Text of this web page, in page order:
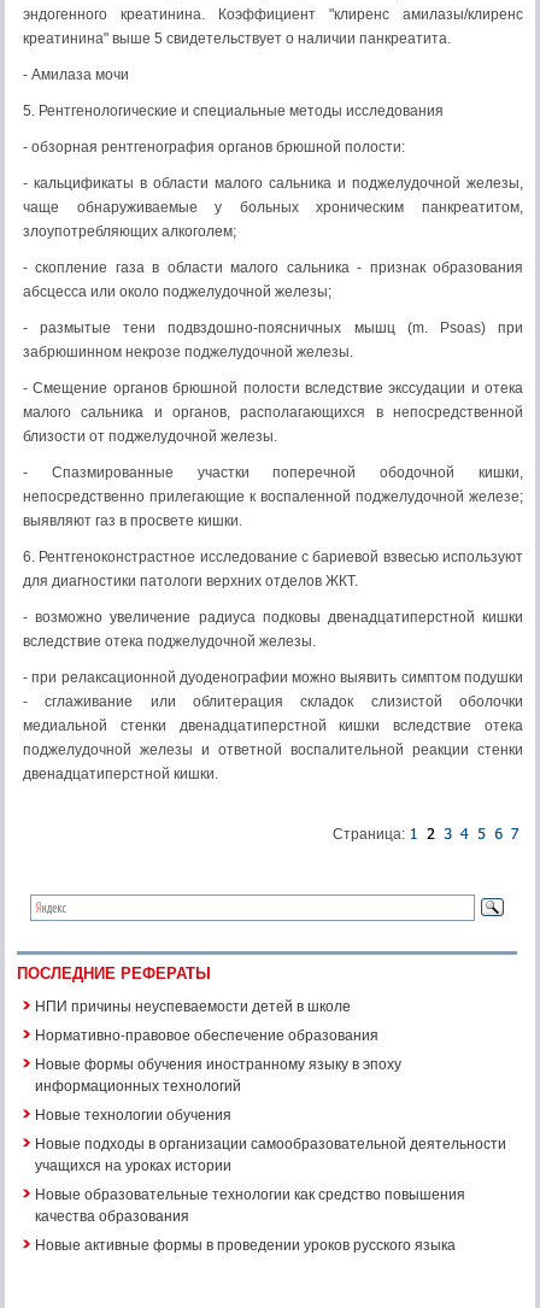
эндогенного креатинина. Коэффициент "клиренс амилазы/клиренс
креатинина" выше 5 свидетельствует о наличии панкреатита.
- Амилаза мочи
5. Рентгенологические и специальные методы исследования
- обзорная рентгенография органов брюшной полости:
- кальцификаты в области малого сальника и поджелудочной железы,
чаще обнаруживаемые у больных хроническим панкреатитом,
злоупотребляющих алкоголем;
- скопление газа в области малого сальника - признак образования
абсцесса или около поджелудочной железы;
- размытые тени подвздошно-поясничных мышц (m. Psoas) при
забрюшинном некрозе поджелудочной железы.
- Смещение органов брюшной полости вследствие экссудации и отека
малого сальника и органов, располагающихся в непосредственной
близости от поджелудочной железы.
- Спазмированные участки поперечной ободочной кишки,
непосредственно прилегающие к воспаленной поджелудочной железе;
выявляют газ в просвете кишки.
6. Рентгеноконстрастное исследование с бариевой взвесью используют
для диагностики патологи верхних отделов ЖКТ.
- возможно увеличение радиуса подковы двенадцатиперстной кишки
вследствие отека поджелудочной железы.
- при релаксационной дуоденографии можно выявить симптом подушки
- сглаживание или облитерация складок слизистой оболочки
медиальной стенки двенадцатиперстной кишки вследствие отека
поджелудочной железы и ответной воспалительной реакции стенки
двенадцатиперстной кишки.
Страница:
ПОСЛЕДНИЕ РЕФЕРАТЫ
НПИ причины неуспеваемости детей в школе
Нормативно-правовое обеспечение образования
Новые формы обучения иностранному языку в эпоху
информационных технологий
Новые технологии обучения
Новые подходы в организации самообразовательной деятельности
учащихся на уроках истории
Новые образовательные технологии как средство повышения
качества образования
Новые активные формы в проведении уроков русского языка